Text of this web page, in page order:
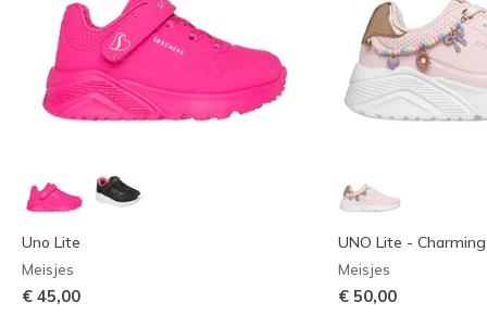
Uno Lite
Meisjes
€ 45,00
UNO Lite -
Meisjes
€ 50,00